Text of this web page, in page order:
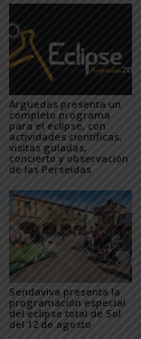
Arguedas presenta un
completo programa
para el eclipse, con
actividades científicas,
visitas guiadas,
concierto y observación
de las Perseidas
Sendaviva presenta la
programación especial
del eclipse total de Sol
del 12 de agosto